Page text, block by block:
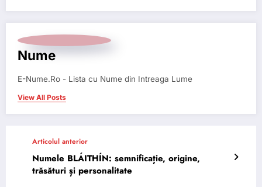
Nume
E-Nume.Ro - Lista cu Nume din Intreaga Lume
View All Posts
Articolul anterior
Numele BLÁITHÍN: semnificație, origine,
trăsături și personalitate